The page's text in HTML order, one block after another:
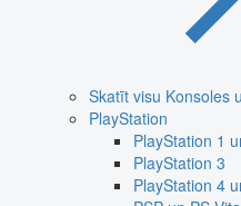
Skatīt visu Konsoles
PlayStation
PlayStation 1
PlayStation 3
PlayStation 4